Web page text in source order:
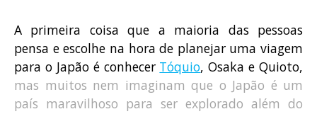
A primeira coisa que a maioria das pessoas
pensa e escolhe na hora de planejar uma viagem
para o Japão é conhecer Tóquio, Osaka e Quioto,
mas muitos nem imaginam que o Japão é um
país maravilhoso para ser explorado além do